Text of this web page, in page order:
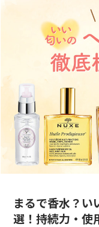
まるで香水？い
選！持続力・使